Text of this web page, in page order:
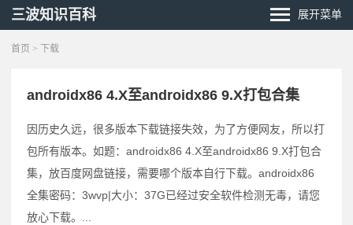
三波知识百科 展开菜单
首页 > 下载
androidx86 4.X至androidx86 9.X打包合集
因历史久远，很多版本下载链接失效，为了方便网友，所以打
包所有版本。如题：androidx86 4.X至androidx86 9.X打包合
集，放百度网盘链接，需要哪个版本自行下载。androidx86
全集密码：3wvp|大小：37G已经过安全软件检测无毒，请您
放心下载。...